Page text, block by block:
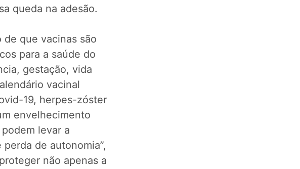
queda na adesão.
que vacinas são
para a saúde do
gestação, vida
vacinal
19, herpes-zóster
envelhecimento
levar a
de autonomia”,
não apenas a